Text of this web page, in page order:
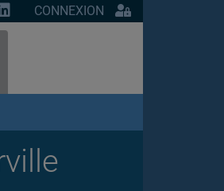
CONNEXION